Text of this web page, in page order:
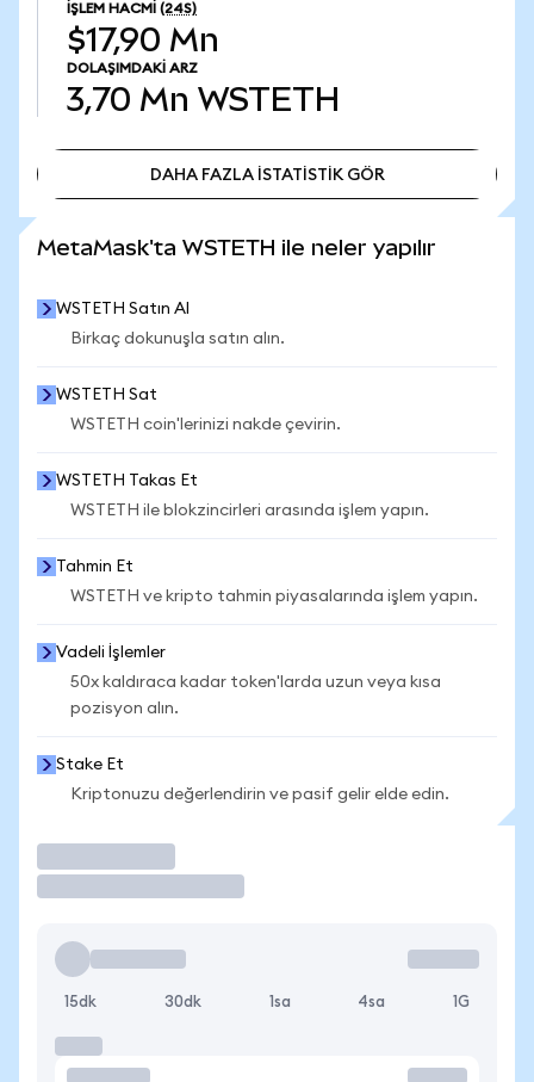
İŞLEM HACMI (24S)
$17,90 Mn
DOLAŞIMDAKI ARZ
3,70 Mn WSTETH
DAHA FAZLA İSTATİSTİK GÖR
MetaMask'ta WSTETH ile neler yapılır
WSTETH Satın Al
Birkaç dokunuşla satın alın.
WSTETH Sat
WSTETH coin'lerinizi nakde çevirin.
WSTETH Takas Et
WSTETH ile blokzincirleri arasında işlem yapın.
Tahmin Et
WSTETH ve kripto tahmin piyasalarında işlem yapın.
Vadeli İşlemler
50x kaldıraca kadar token'larda uzun veya kısa
pozisyon alın.
Stake Et
Kriptonuzu değerlendirin ve pasif gelir elde edin.
15dk 30dk 1sa 4sa 1G